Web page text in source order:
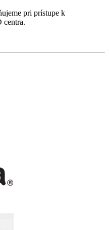
pri prístupe k
centra.